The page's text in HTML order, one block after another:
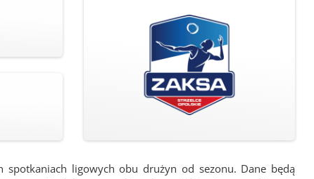
ligowych obu drużyn od sezonu. Dane będą